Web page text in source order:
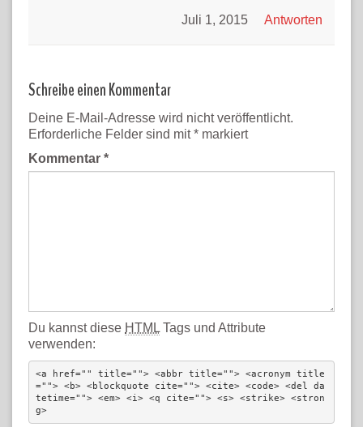
Antworten
Juli 1, 2015
Schreibe einen Kommentar
Deine E-Mail-Adresse wird nicht veröffentlicht.
Erforderliche Felder sind mit* markiert
Kommentar *
Du kannst diese HTMLTags und Attribute
verwenden:
<a href="" title=""> <abbr title=""> <acronym title
=""> <b> <blockquote cite=""> <cite> <code> <del da
tetime=""> <em> <i> <q cite=""> <s> <strike> <stron
g>